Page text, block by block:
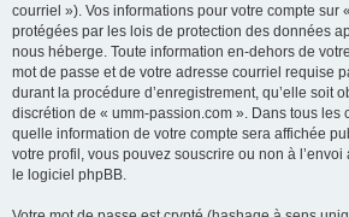
courriel »). Vos informations pour votre compte sur
protégées par les lois de protection des données
nous héberge. Toute information en-dehors de
mot de passe et de votre adresse courriel requise
durant la procédure d’enregistrement, qu’elle soit
discrétion de « umm-passion.com ». Dans tous les
quelle information de votre compte sera affichée
votre profil, vous pouvez souscrire ou non à
le logiciel phpBB.